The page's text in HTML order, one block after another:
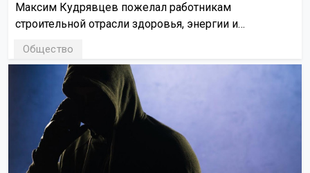
Максим Кудрявцев пожелал работникам
строительной отрасли здоровья, энергии и
Общество